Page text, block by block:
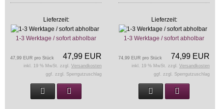
Lieferzeit:
1-3 Werktage / sofort abholbar
47,99 EUR
47,99 EUR pro Stück
inkl. 19 % MwSt. zzgl. Versandkosten
ggf. zzgl. Sperrgutzuschlag
Lieferzeit:
1-3 Werktage / sofort abholbar
74,99 EUR
74,99 EUR pro Stück
inkl. 19 % MwSt. zzgl. Versandkosten
ggf. zzgl. Sperrgutzuschlag